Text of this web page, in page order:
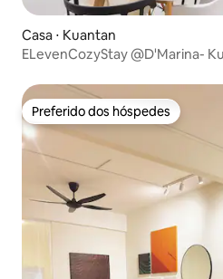
Casa ⋅ Kuantan
ELevenCozyStay @D'Marina-
Preferido dos hóspedes
Preferido dos hóspedes